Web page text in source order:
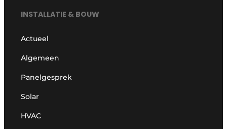
INSTALLATIE & BOUW
Actueel
Algemeen
Panelgesprek
Solar
HVAC